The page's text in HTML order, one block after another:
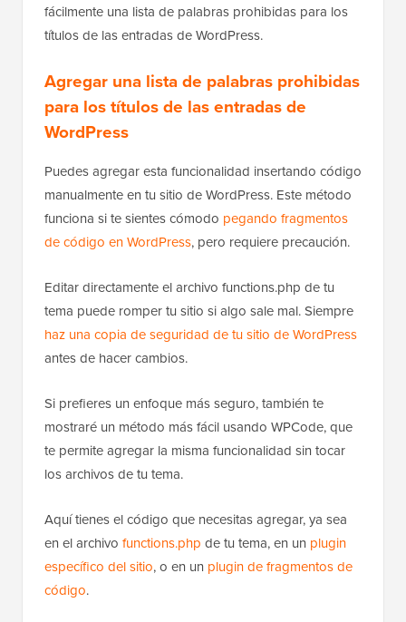
fácilmente una lista de palabras prohibidas para los
títulos de las entradas de WordPress.
Agregar una lista de palabras prohibidas
para los títulos de las entradas de
WordPress
Puedes agregar esta funcionalidad insertando código
manualmente en tu sitio de WordPress. Este método
funciona si te sientes cómodo pegando fragmentos
de código en WordPress, pero requiere precaución.
Editar directamente el archivo functions.php de tu
tema puede romper tu sitio si algo sale mal. Siempre
haz una copia de seguridad de tu sitio de WordPress
antes de hacer cambios.
Si prefieres un enfoque más seguro, también te
mostraré un método más fácil usando WPCode, que
te permite agregar la misma funcionalidad sin tocar
los archivos de tu tema.
Aquí tienes el código que necesitas agregar, ya sea
en el archivo functions.php de tu tema, en un plugin
específico del sitio, o en un plugin de fragmentos de
código.